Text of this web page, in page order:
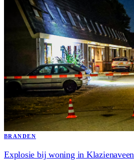
BRANDEN
Explosie bij woning in Klazienaveen